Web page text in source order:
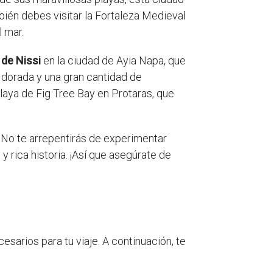
debes visitar la Fortaleza Medieval
Nissi en la ciudad de Ayia Napa, que
y una gran cantidad de
de Fig Tree Bay en Protaras, que
te arrepentirás de experimentar
rica historia. ¡Así que asegúrate de
para tu viaje. A continuación, te